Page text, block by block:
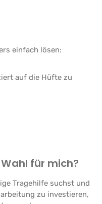
einfach lösen:
auf die Hüfte zu
für mich?
Tragehilfe suchst und
zu investieren,